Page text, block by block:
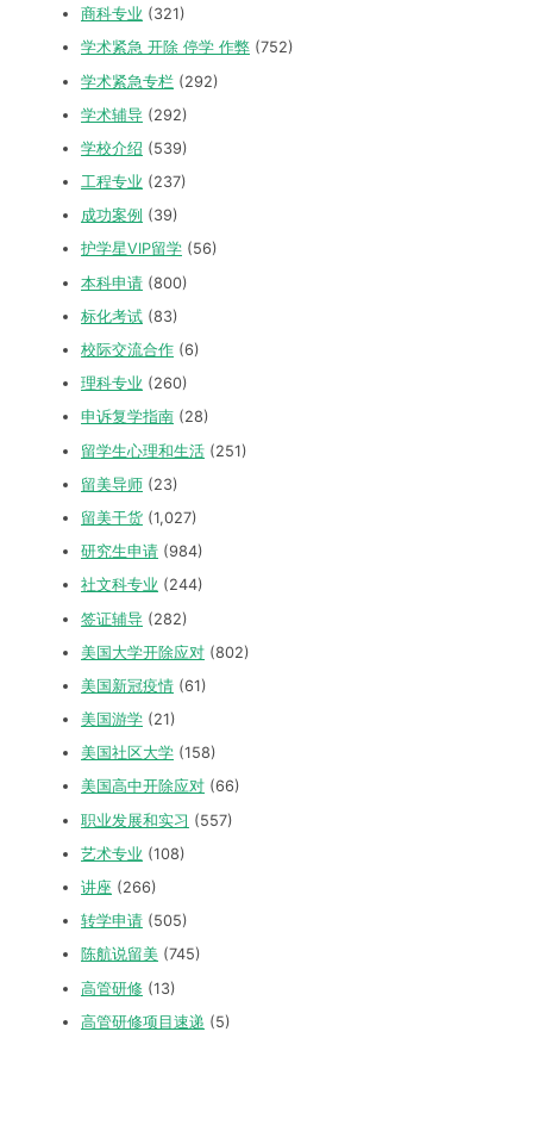
商科专业 (321)
学术紧急 开除 停学 作弊 (752)
学术紧急专栏 (292)
学术辅导 (292)
学校介绍 (539)
工程专业 (237)
成功案例 (39)
护学星VIP留学 (56)
本科申请 (800)
标化考试 (83)
校际交流合作 (6)
理科专业 (260)
申诉复学指南 (28)
留学生心理和生活 (251)
留美导师 (23)
留美干货 (1,027)
研究生申请 (984)
社文科专业 (244)
签证辅导 (282)
美国大学开除应对 (802)
美国新冠疫情 (61)
美国游学 (21)
美国社区大学 (158)
美国高中开除应对 (66)
职业发展和实习 (557)
艺术专业 (108)
讲座 (266)
转学申请 (505)
陈航说留美 (745)
高管研修 (13)
高管研修项目速递 (5)